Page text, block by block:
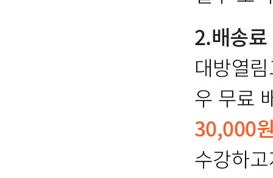
2.배송료
대방열
우 무료
30,000
수강하